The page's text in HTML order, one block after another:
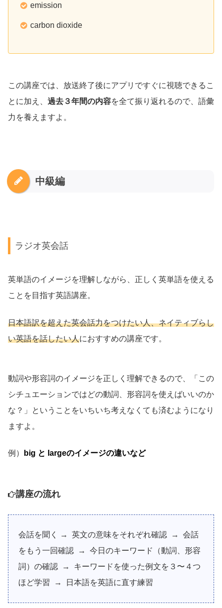
emission
carbon dioxide
この講座では、放送終了後にアプリですぐに視聴できるこ
とに加え、 過去３年間の内容を全て振り返れるので、語彙
力を養えますよ。
中級編
ラジオ英会話
英単語のイメージを理解しながら、正しく英単語を使える
ことを目指す英語講座。
日本語訳を超えた英会話力をつけたい人、ネイティブらし
い英語を話したい人におすすめの講座です。
動詞や形容詞のイメージを正しく理解できるので、「この
シチュエーションではどの動詞、形容詞を使えばいいのか
な？」ということをいちいち考えなくても済むようになり
ますよ。
例） big と largeのイメージの違いなど
講座の流れ
会話を聞く → 英文の意味をそれぞれ確認 → 会話
をもう一回確認 → 今日のキーワード（動詞、形容
詞）の確認 → キーワードを使った例文を３〜４つ
ほど学習 → 日本語を英語に直す練習